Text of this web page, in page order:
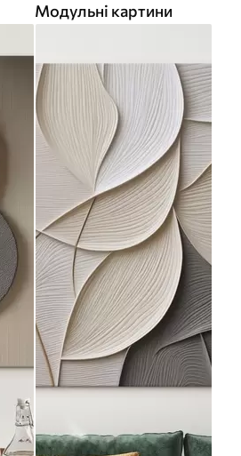
Модульні картини